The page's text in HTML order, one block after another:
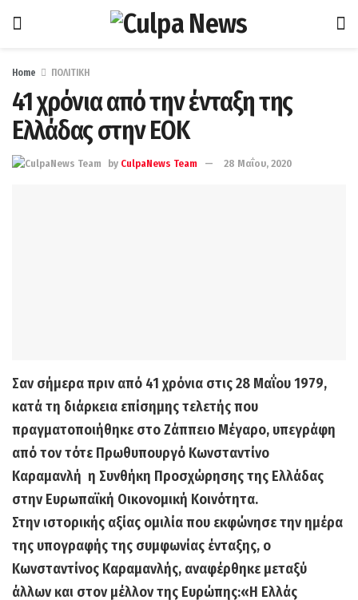
Home ΠΟΛΙΤΙΚΗ
41 χρόνια από την ένταξη της
Ελλάδας στην ΕΟΚ
by CulpaNews Team 28 Μαΐου, 2020
Σαν σήμερα πριν από 41 χρόνια στις 28 Μαΐου 1979,
κατά τη διάρκεια επίσημης τελετής που
πραγματοποιήθηκε στο Ζάππειο Μέγαρο, υπεγράφη
από τον τότε Πρωθυπουργό Κωνσταντίνο
Καραμανλή η Συνθήκη Προσχώρησης της Ελλάδας
στην Ευρωπαϊκή Οικονομική Κοινότητα.
Στην ιστορικής αξίας ομιλία που εκφώνησε την ημέρα
της υπογραφής της συμφωνίας ένταξης, ο
Κωνσταντίνος Καραμανλής, αναφέρθηκε μεταξύ
άλλων και στον μέλλον της Ευρώπης:«Η Ελλάς